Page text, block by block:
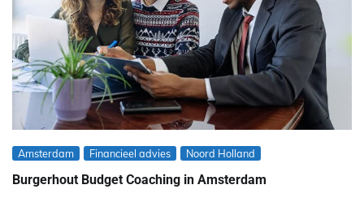
Amsterdam Financieel advies Noord Holland
Burgerhout Budget Coaching in Amsterdam